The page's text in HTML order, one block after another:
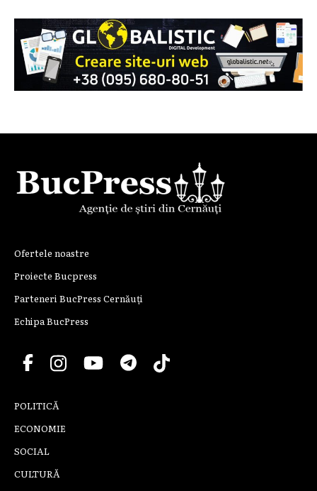
Ofertele noastre
Proiecte Bucpress
Parteneri BucPress Cernăuți
Echipa BucPress
POLITICĂ
ECONOMIE
SOCIAL
CULTURĂ